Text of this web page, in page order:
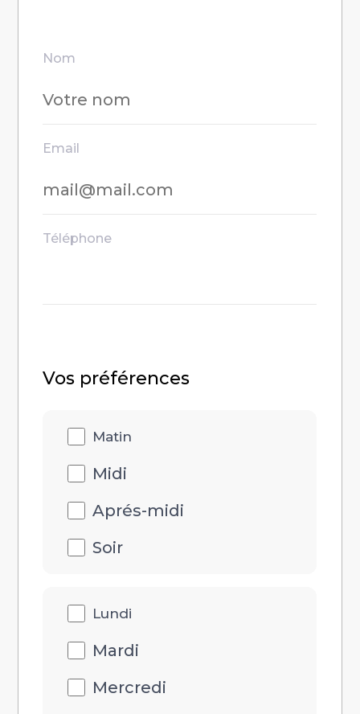
Nom
Email
Téléphone
Vos préférences
heure
Matin
Midi
Aprés-midi
Soir
Lundi
Mardi
Mercredi